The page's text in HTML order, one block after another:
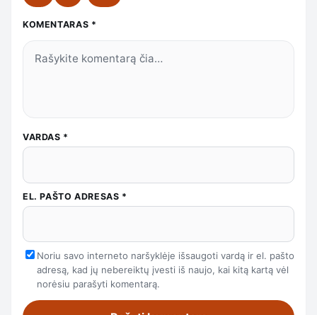
KOMENTARAS *
VARDAS *
EL. PAŠTO ADRESAS *
Noriu savo interneto naršyklėje išsaugoti vardą ir el. pašto
adresą, kad jų nebereiktų įvesti iš naujo, kai kitą kartą vėl
norėsiu parašyti komentarą.